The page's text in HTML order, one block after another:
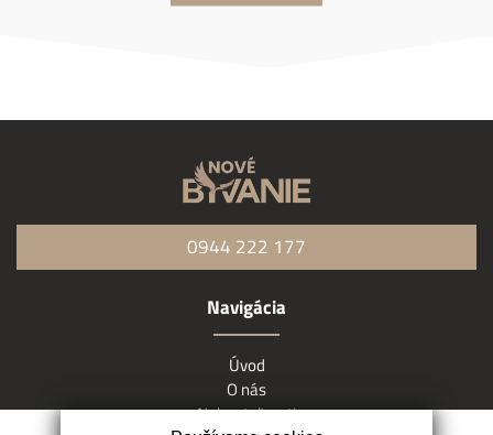
0944 222 177
Navigácia
Úvod
O nás
Nehnuteľnosti